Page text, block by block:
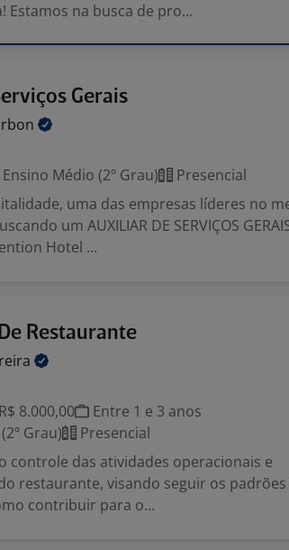
Estamos na busca de pro...
Gerais
Ensino Médio (2º Grau)
Presencial
uma das empresas líderes no
um AUXILIAR DE SERVIÇOS
Hotel ...
Restaurante
8.000,00
Entre 1 e 3 anos
Grau)
Presencial
controle das atividades operacionais e
restaurante, visando seguir os padrões
contribuir para o...